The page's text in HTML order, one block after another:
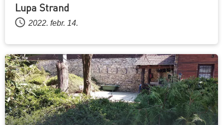
Lupa Strand
2022. febr. 14.